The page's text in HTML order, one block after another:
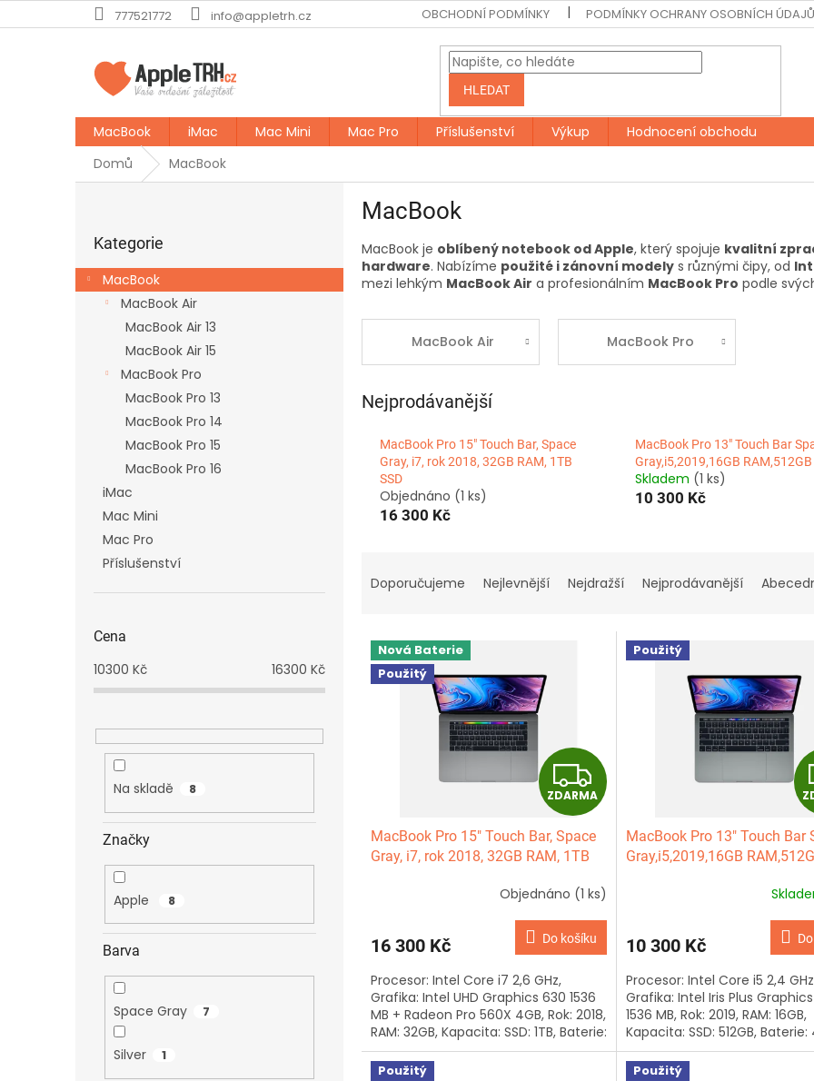
na
777521772 info@appletrh.cz OBCHODNÍ PODMÍNKY PODMÍNKY OCHRANY OSOBNÍCH
HLEDAT
MacBook iMac Mac Mini Mac Pro Příslušenství Výkup
Hodnocení obchodu
Domů
MacBook
r
a
kategorie
Kategorie
MacBook
MacBook Air
MacBook Air 13
MacBook Air 15
MacBook Pro
MacBook Pro 13
MacBook Pro 14
MacBook Pro 15
MacBook Pro 16
iMac
Mac Mini
Mac Pro
Příslušenství
Cena
10300 Kč 16300 Kč
Na skladě 8
Značky
Apple 8
Barva
Space Gray 7
Silver 1
MacBook
MacBook je oblíbený notebook od Apple, který spojuje kvalitní
hardware. Nabízíme použité i zánovní modely s různými čipy, od
mezi lehkým MacBook Air a profesionálním MacBook Pro podle
MacBook Air MacBook Pro
Nejprodávanější
MacBook Pro 15" Touch Bar, Space
Gray, i7, rok 2018, 32GB RAM, 1TB
SSD
Objednáno (1 ks)
16 300 Kč
MacBook Pro 13" Touch Bar
Gray,i5,2019,16GB RAM,512GB
Skladem (1 ks)
10 300 Kč
Doporučujeme Nejlevnější Nejdražší Nejprodávanější
V Nová Baterie
Použitý
Z
D
A
R
M
A
ZDARMA
MacBook Pro 15" Touch Bar, Space
Gray, i7, rok 2018, 32GB RAM, 1TB
Objednáno (1 ks)
16 300 Kč Do košíku
Procesor: Intel Core i7 2,6 GHz,
Grafika: Intel UHD Graphics 630 1536
MB + Radeon Pro 560X 4GB, Rok: 2018,
RAM: 32GB, Kapacita: SSD: 1TB, Baterie:
1 cyklů, Klávesnice: česká,...
Použitý
MacBook Pro 13" Touch Bar
Gray,i5,2019,16GB
10 300 Kč
Procesor: Intel Core i5 2,4
Grafika: Intel Iris Plus
1536 MB, Rok: 2019, RAM: 16GB,
Kapacita: SSD: 512GB, Baterie:
cyklů, Klávesnice: anglická,...
Použitý Použitý